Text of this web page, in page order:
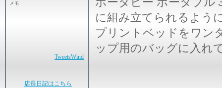
メモ
TweetsWind
店長日記はこちら
に組み立てられるよう
プリントベッドをワン
ップ用のバッグに入れ